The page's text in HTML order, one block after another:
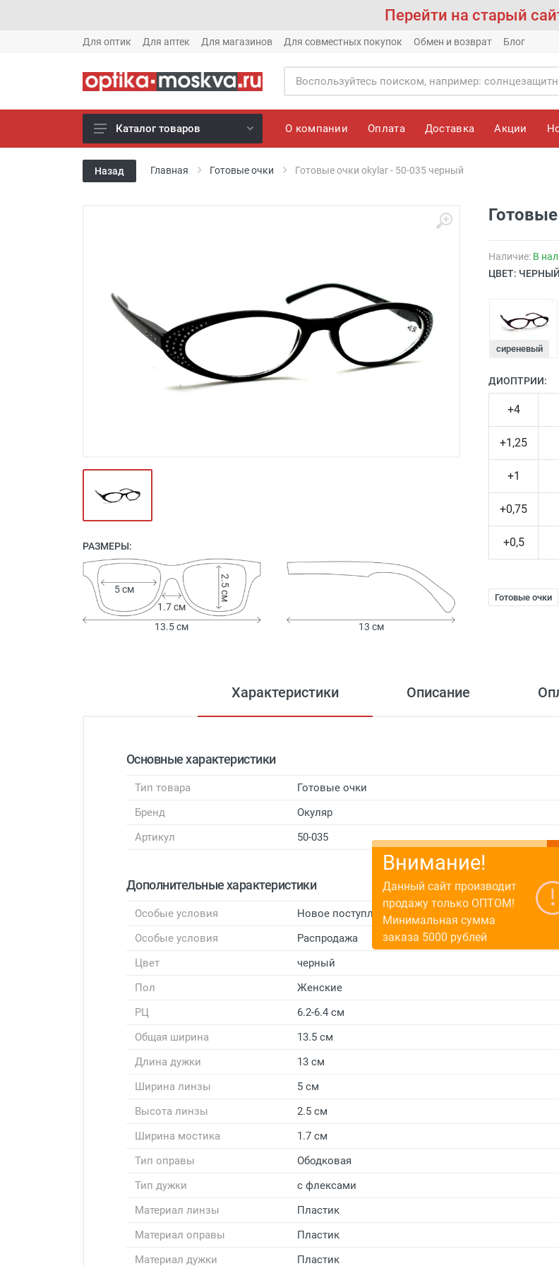
Перейти на старый
Для оптик Для аптек Для магазинов Для совместных покупок Обмен и возврат Блог
Новое готовые очки (1621)
Новое солнце (1613)
Известные бренды (212)
Футляры и мешки (1412)
Красота и здоровье (353)
Атрибуты для оптики (59)
Аксессуары (239)
Каталог товаров О компании Оплата Доставка Акции
Назад Главная Готовые очки Готовые очки okylar - 50-035 черный
РАЗМЕРЫ:
1.7 см
5 см 2.5 см
13.5 см 13 см
Наличие: В
ЦВЕТ: ЧЕРНЫЙ
сиреневый
ДИОПТРИИ:
+4
+1,25
+1
+0,75
+0,5
Готовые очки
Характеристики Описание
Основные характеристики
Тип товара
Готовые очки
Бренд
Окуляр
Артикул
50-035
Дополнительные характеристики
Особые условия
Новое поступление
Особые условия
Распродажа
Цвет
черный
Пол
Женские
РЦ
6.2-6.4 см
Общая ширина
13.5 см
Длина дужки
13 см
Ширина линзы
5 см
Высота линзы
2.5 см
Ширина мостика
1.7 см
Тип оправы
Ободковая
Тип дужки
с флексами
Материал линзы
Пластик
Материал оправы
Пластик
Материал дужки
Пластик
Внимание!
Данный сайт производит
продажу только ОПТОМ!
Минимальная сумма
заказа 5000 рублей